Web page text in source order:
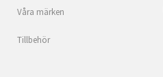
Våra märken
Tillbehör